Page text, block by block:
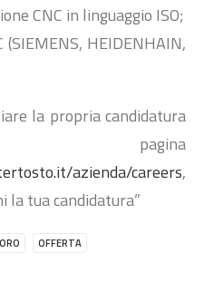
CNC in linguaggio ISO;
HEIDENHAIN,
la propria candidatura
azienda/careers,
la tua candidatura”
OFFERTA